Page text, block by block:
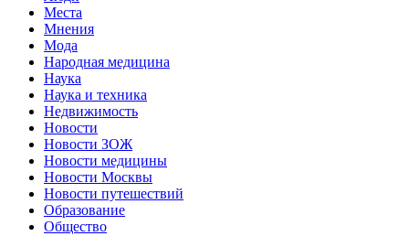
Места
Мнения
Мода
Народная медицина
Наука
Наука и техника
Недвижимость
Новости
Новости ЗОЖ
Новости медицины
Новости Москвы
Новости путешествий
Образование
Общество